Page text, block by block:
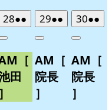
)
282026
年
月
28
●●
件
イ
ベ
ト)
Close
［
田
］
292026
年
月
29
日
●●
件
イ
ベ
ト)
Close
AM［
院長
］
302026
年
月
30
日
●●
件
イ
Close
AM［
院長
］